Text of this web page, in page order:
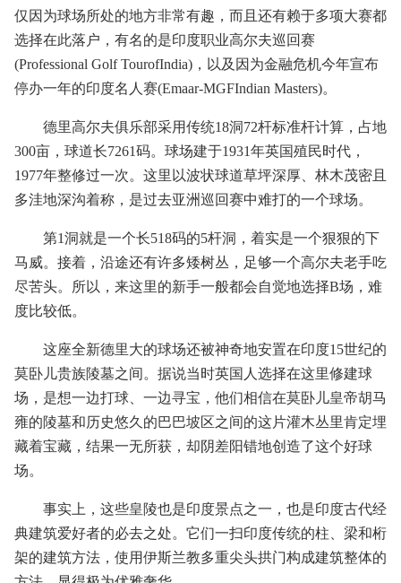
仅因为球场所处的地方非常有趣，而且还有赖于多项大赛都
选择在此落户，有名的是印度职业高尔夫巡回赛
(Professional Golf TourofIndia)，以及因为金融危机今年宣布
停办一年的印度名人赛(Emaar-MGFIndian Masters)。
德里高尔夫俱乐部采用传统18洞72杆标准杆计算，占地
300亩，球道长7261码。球场建于1931年英国殖民时代，
1977年整修过一次。这里以波状球道草坪深厚、林木茂密且
多洼地深沟着称，是过去亚洲巡回赛中难打的一个球场。
第1洞就是一个长518码的5杆洞，着实是一个狠狠的下
马威。接着，沿途还有许多矮树丛，足够一个高尔夫老手吃
尽苦头。所以，来这里的新手一般都会自觉地选择B场，难
度比较低。
这座全新德里大的球场还被神奇地安置在印度15世纪的
莫卧儿贵族陵墓之间。据说当时英国人选择在这里修建球
场，是想一边打球、一边寻宝，他们相信在莫卧儿皇帝胡马
雍的陵墓和历史悠久的巴巴坡区之间的这片灌木丛里肯定埋
藏着宝藏，结果一无所获，却阴差阳错地创造了这个好球
场。
事实上，这些皇陵也是印度景点之一，也是印度古代经
典建筑爱好者的必去之处。它们一扫印度传统的柱、梁和桁
架的建筑方法，使用伊斯兰教多重尖头拱门构成建筑整体的